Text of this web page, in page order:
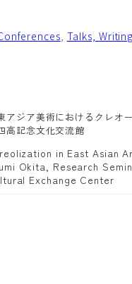
, Talks,
アジア美術におけるクレ
高記念文化交流館
in East Asian
Okita, Research
Exchange Center